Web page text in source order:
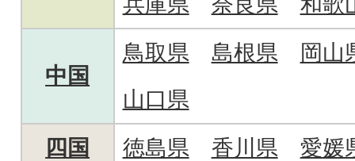
中国
鳥取県 島根県
岡山
山口県
四国
徳島県 香川県 愛媛